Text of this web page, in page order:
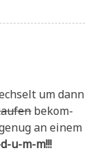
um dann
bekom­
an einem
u-m-m!!!